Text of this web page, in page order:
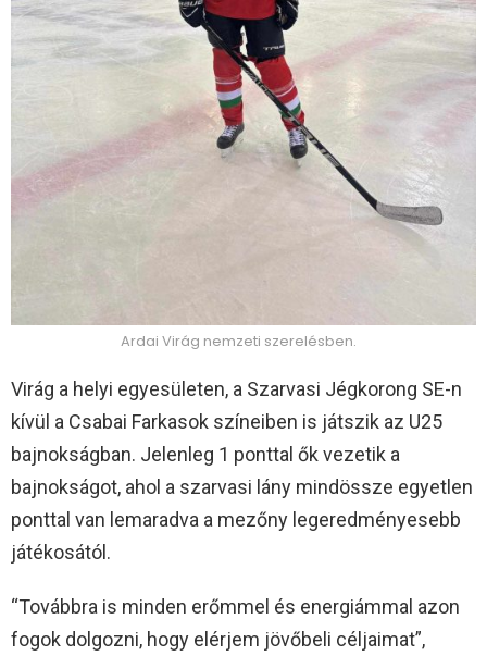
Ardai Virág nemzeti szerelésben.
Virág a helyi egyesületen, a Szarvasi Jégkorong SE-n
kívül a Csabai Farkasok színeiben is játszik az U25
bajnokságban. Jelenleg 1 ponttal ők vezetik a
bajnokságot, ahol a szarvasi lány mindössze egyetlen
ponttal van lemaradva a mezőny legeredményesebb
játékosától.
“Továbbra is minden erőmmel és energiámmal azon
fogok dolgozni, hogy elérjem jövőbeli céljaimat”,